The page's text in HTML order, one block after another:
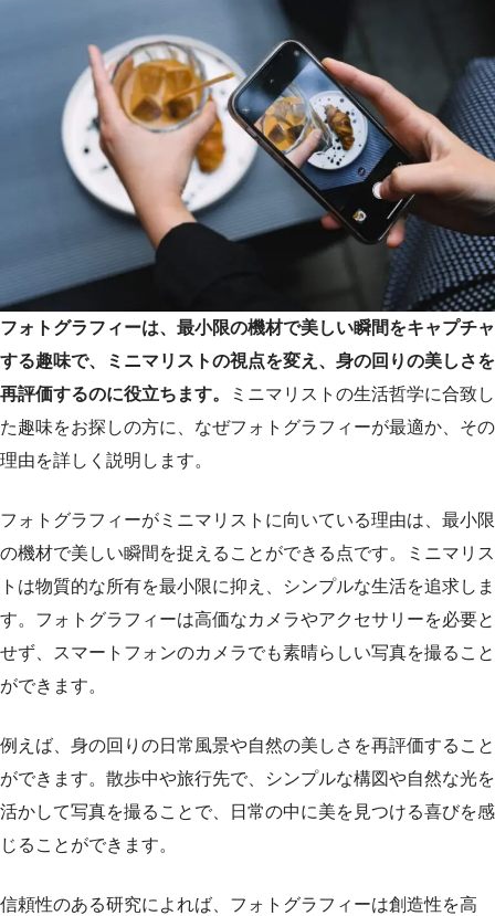
フォトグラフィーは、最小限の機材で美しい瞬間をキャプチャ
する趣味で、ミニマリストの視点を変え、身の回りの美しさを
再評価するのに役立ちます。
ミニマリストの生活哲学に合致し
た趣味をお探しの方に、なぜフォトグラフィーが最適か、その
理由を詳しく説明します。
フォトグラフィーがミニマリストに向いている理由は、最小限
の機材で美しい瞬間を捉えることができる点です。ミニマリス
トは物質的な所有を最小限に抑え、シンプルな生活を追求しま
す。フォトグラフィーは高価なカメラやアクセサリーを必要と
せず、スマートフォンのカメラでも素晴らしい写真を撮ること
ができます。
例えば、身の回りの日常風景や自然の美しさを再評価すること
ができます。散歩中や旅行先で、シンプルな構図や自然な光を
活かして写真を撮ることで、日常の中に美を見つける喜びを感
じることができます。
信頼性のある研究によれば、フォトグラフィーは創造性を高